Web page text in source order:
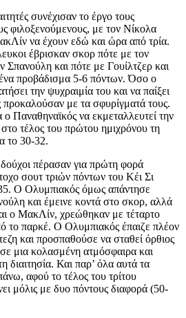
συνέχισαν το έργο τους
φιλοξενούμενους, με τον Νίκολα
να έχουν εδώ και ώρα από τρία.
έβρισκαν σκορ πότε με τον
Σπανούλη και πότε με Γουίλτζερ και
προβάδισμα 5-6 πόντων. Όσο ο
την ψυχραιμία του και να παίξει
προκαλούσαν με τα σφυρίγματά τους.
Παναθηναϊκός να εκμεταλλευτεί την
τέλος του πρώτου ημιχρόνου τη
το 30-32.
πέρασαν για πρώτη φορά
σουτ τριών πόντων του Κέι Σι
Ο Ολυμπιακός όμως απάντησε
και έμεινε κοντά στο σκορ, αλλά
ο ΜακΛίν, χρεώθηκαν με τέταρτο
το παρκέ. Ο Ολυμπιακός έπαιζε πλέον
και προσπαθούσε να σταθεί όρθιος
μια κολασμένη ατμόσφαιρα και
διαιτησία. Και παρ’ όλα αυτά τα
αφού το τέλος του τρίτου
μόλις με δυο πόντους διαφορά (50-